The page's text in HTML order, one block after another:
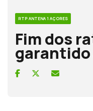
RTP ANTENA 1 AÇORES
Fim dos